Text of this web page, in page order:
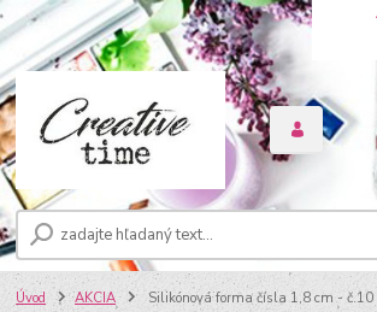
Úvod AKCIA Silikónová forma čísla 1,8 cm - č.10